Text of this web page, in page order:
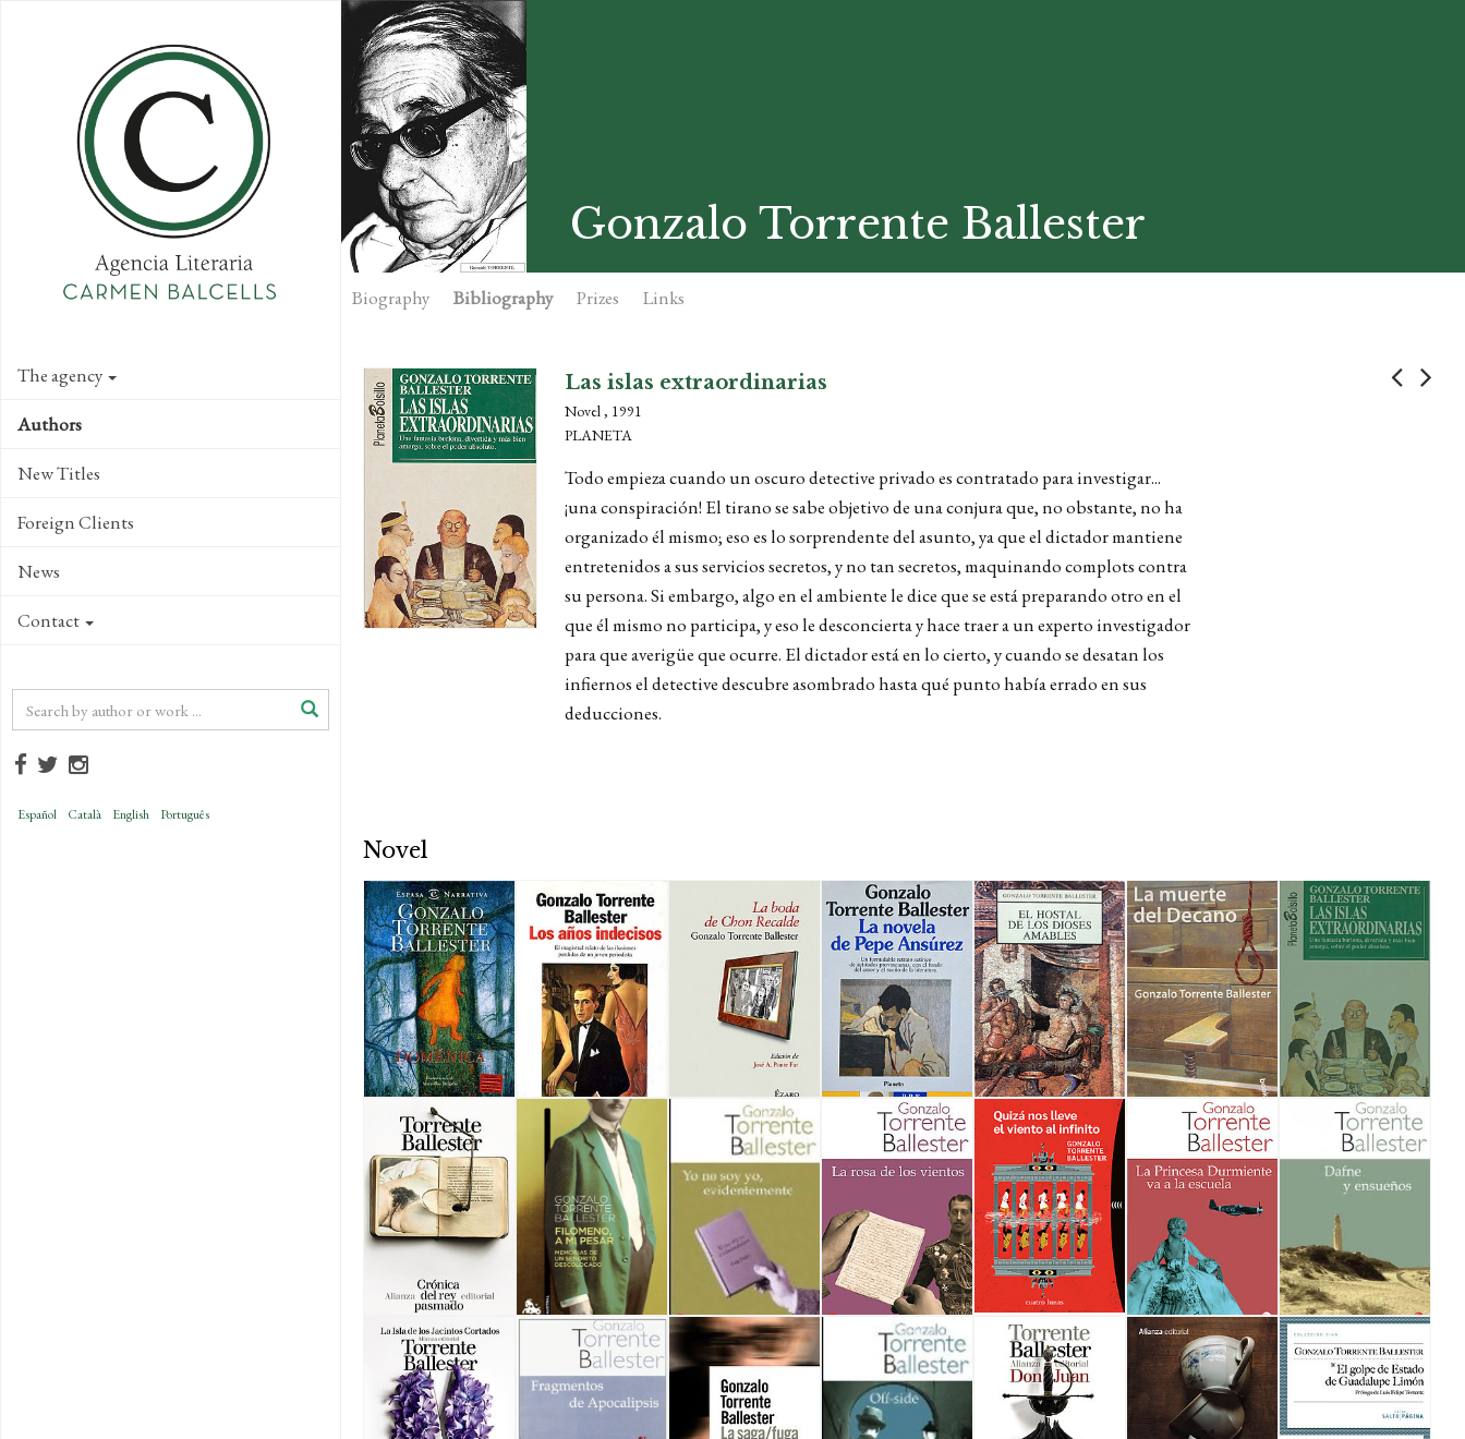
The agency
Authors
New Titles
Foreign Clients
News
Contact
Español Català English Português
Gonzalo Torrente Ballester
Biography Bibliography Prizes Links
Las islas extraordinarias
Novel , 1991
PLANETA
Todo empieza cuando un oscuro detective privado es contratado para investigar...
¡una conspiración! El tirano se sabe objetivo de una conjura que, no obstante, no ha
organizado él mismo; eso es lo sorprendente del asunto, ya que el dictador mantiene
entretenidos a sus servicios secretos, y no tan secretos, maquinando complots contra
su persona. Si embargo, algo en el ambiente le dice que se está preparando otro en el
que él mismo no participa, y eso le desconcierta y hace traer a un experto investigador
para que averigüe que ocurre. El dictador está en lo cierto, y cuando se desatan los
infiernos el detective descubre asombrado hasta qué punto había errado en sus
deducciones.
Novel